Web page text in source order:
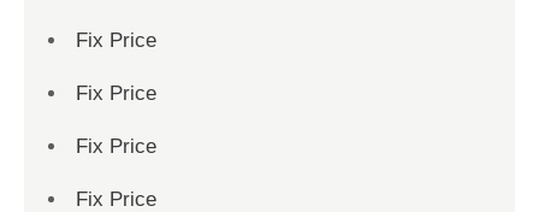
Fix Price
Fix Price
Fix Price
Fix Price